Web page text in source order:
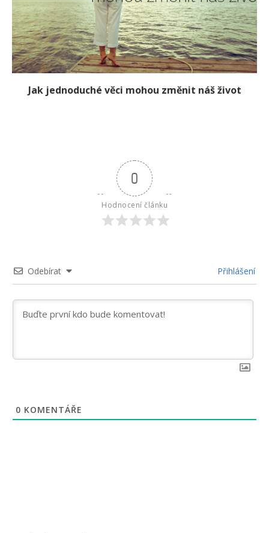
Jak jednoduché věci mohou změnit náš život
0
Hodnocení článku
Odebírat Přihlášení
0 KOMENTÁŘE